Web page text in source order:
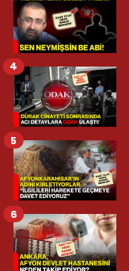
4
5
6